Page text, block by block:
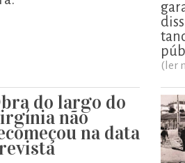
(ler
do largo do
não
na data